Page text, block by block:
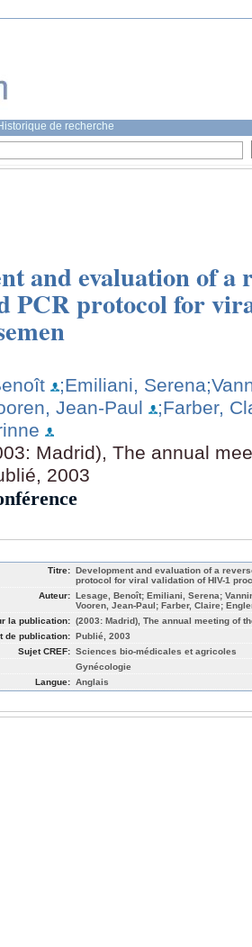
de recherche
and evaluation of a
PCR protocol for
;Emiliani, Serena
Jean-Paul
;Farber,
Madrid), The annual
2003
Titre: Development and evaluation of a
protocol for viral validation of HIV-1
Auteur: Lesage, Benoît; Emiliani, Serena;
Vooren, Jean-Paul; Farber, Claire;
la publication: (2003: Madrid), The annual meeting of
de publication: Publié, 2003
Sujet CREF: Sciences bio-médicales et agricoles
Gynécologie
Langue: Anglais